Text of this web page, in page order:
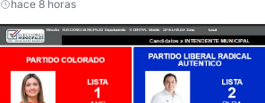
hace 8 horas